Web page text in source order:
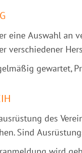
eine Auswahl an
verschiedener
gewartet,
des
Sind